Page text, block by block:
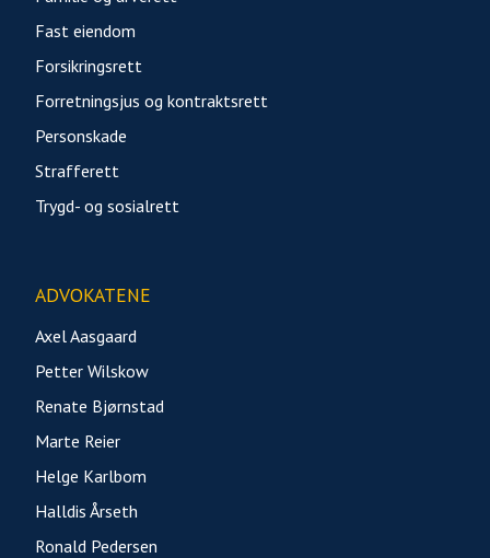
Fast eiendom
Forsikringsrett
Forretningsjus og kontraktsrett
Personskade
Strafferett
Trygd- og sosialrett
ADVOKATENE
Axel Aasgaard
Petter Wilskow
Renate Bjørnstad
Marte Reier
Helge Karlbom
Halldis Årseth
Ronald Pedersen